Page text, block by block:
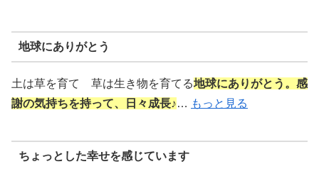
地球にありがとう
土は草を育て 草は生き物を育てる地球にありがとう。感
謝の気持ちを持って、日々成長♪… もっと見る
ちょっとした幸せを感じています